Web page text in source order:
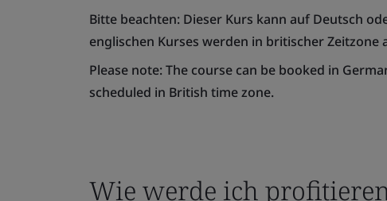
Bitte beachten: Dieser Kurs kann auf Deutsch
englischen Kurses werden in britischer Zeitzone
Please note: The course can be booked in
scheduled in British time zone.
Wie werde ich